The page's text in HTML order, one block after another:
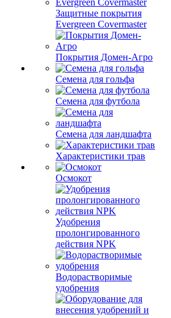
Защитные покрытия
Evergreen Covermaster
Покрытия Домен-Агро
Семена для гольфа
Семена для футбола
Семена для ландшафта
Характеристики трав
Осмокот
Удобрения
пролонгированного
действия NPK
Водорастворимые
удобрения